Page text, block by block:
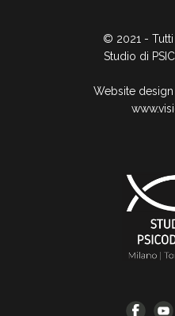
© 2021 - Tutti
Studio di
Website